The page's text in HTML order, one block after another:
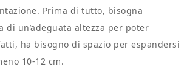
Prima di tutto, bisogna
di un’adeguata altezza per poter
ha bisogno di spazio per espandersi
10-12 cm.